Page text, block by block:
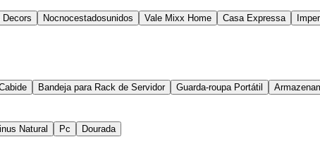
Decors Nocnocestadosunidos Vale Mixx Home Casa Expressa
Bandeja para Rack de Servidor Guarda-roupa Portátil
Natural Pc Dourada